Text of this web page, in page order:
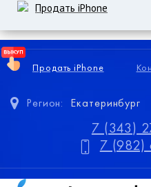
Продать iPhone
Продать iPhone
Регион: Екатеринбург
7 (343)
7 (982)